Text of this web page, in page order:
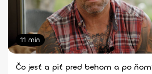
11 min
Čo jesť a piť pred behom a po